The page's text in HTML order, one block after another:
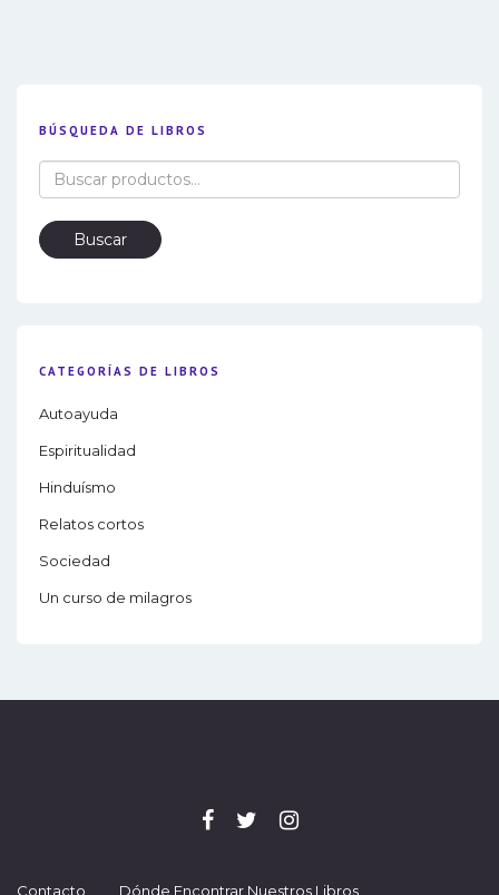
BÚSQUEDA DE LIBROS
Buscar
por:
Buscar
CATEGORÍAS DE LIBROS
Autoayuda
Espiritualidad
Hinduísmo
Relatos cortos
Sociedad
Un curso de milagros
Contacto Dónde Encontrar Nuestros Libros